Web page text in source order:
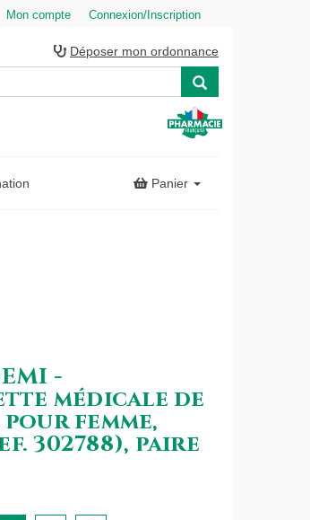
Mon compte Connexion/Inscription
Déposer mon ordonnance
Panier
-
médicale de
femme,
302788), paire